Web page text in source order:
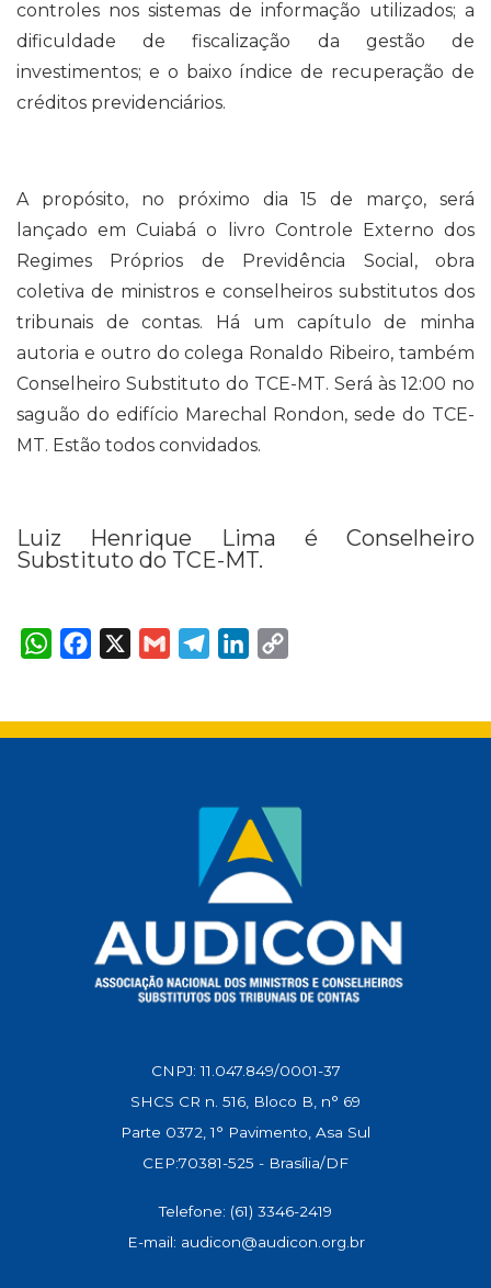
controles nos sistemas de informação utilizados; a
dificuldade de fiscalização da gestão de
investimentos; e o baixo índice de recuperação de
créditos previdenciários.
A propósito, no próximo dia 15 de março, será
lançado em Cuiabá o livro Controle Externo dos
Regimes Próprios de Previdência Social, obra
coletiva de ministros e conselheiros substitutos dos
tribunais de contas. Há um capítulo de minha
autoria e outro do colega Ronaldo Ribeiro, também
Conselheiro Substituto do TCE-MT. Será às 12:00 no
saguão do edifício Marechal Rondon, sede do TCE-
MT. Estão todos convidados.
Luiz Henrique Lima é Conselheiro
Substituto do TCE-MT.
W
h
A
p
F
a
o
o
X
G
m
T
e
r
a
L
d
I
i
n
CNPJ: 11.047.849/0001-37
SHCS CR n. 516, Bloco B, n° 69
Parte 0372, 1° Pavimento, Asa Sul
CEP:70381-525 - Brasília/DF
Telefone: (61) 3346-2419
E-mail: audicon@audicon.org.br